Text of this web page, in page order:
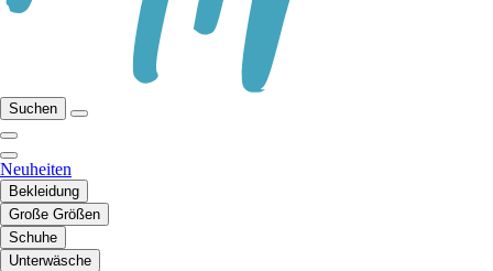
Suchen
Neuheiten
Bekleidung
Große Größen
Schuhe
Unterwäsche